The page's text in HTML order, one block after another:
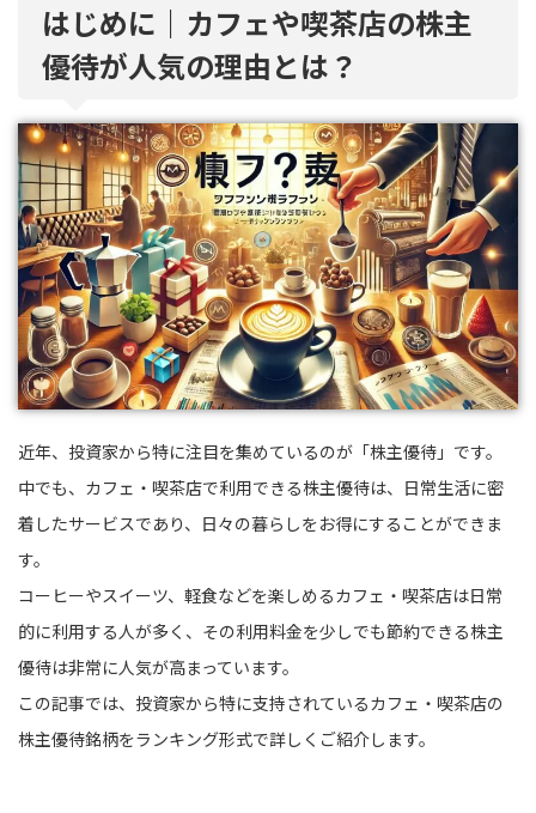
はじめに｜カフェや喫茶店の株主
優待が人気の理由とは？
近年、投資家から特に注目を集めているのが「株主優待」です。
中でも、カフェ・喫茶店で利用できる株主優待は、日常生活に密
着したサービスであり、日々の暮らしをお得にすることができま
す。
コーヒーやスイーツ、軽食などを楽しめるカフェ・喫茶店は日常
的に利用する人が多く、その利用料金を少しでも節約できる株主
優待は非常に人気が高まっています。
この記事では、投資家から特に支持されているカフェ・喫茶店の
株主優待銘柄をランキング形式で詳しくご紹介します。